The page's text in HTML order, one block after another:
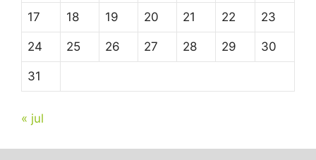
17 18 19 20 21 22 23
24 25 26 27 28 29 30
31
« jul